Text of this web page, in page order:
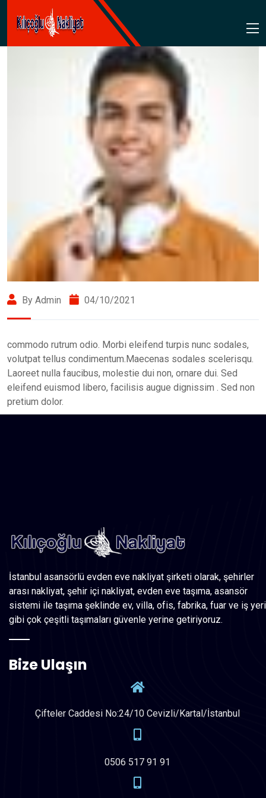
By Admin 04/10/2021
commodo rutrum odio. Morbi eleifend turpis nunc sodales,
volutpat tellus condimentum.Maecenas sodales scelerisqu.
Laoreet nulla faucibus, molestie dui non, ornare dui. Sed
eleifend euismod libero, facilisis augue dignissim . Sed non
pretium dolor.
İstanbul asansörlü evden eve nakliyat şirketi olarak, şehirler
arası nakliyat, şehir içi nakliyat, evden eve taşıma, asansör
sistemi ile taşıma şeklinde ev, villa, ofis, fabrika, fuar ve iş yeri
gibi çok çeşitli taşımaları güvenle yerine getiriyoruz.
Bize Ulaşın
Çifteler Caddesi No:24/10 Cevizli/Kartal/İstanbul
0506 517 91 91